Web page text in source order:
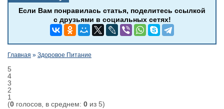
Главная » Здоровое Питание
5
4
3
2
1
(0 голосов, в среднем: 0 из 5)